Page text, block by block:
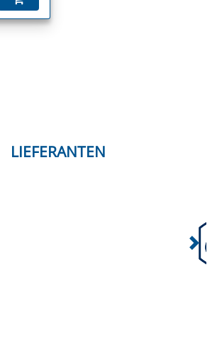
LIEFERANTEN